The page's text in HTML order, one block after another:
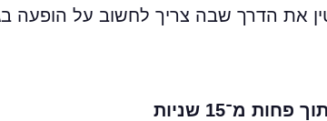
את הדרך שבה צריך לחשוב על הופעה
מ־15 שניות